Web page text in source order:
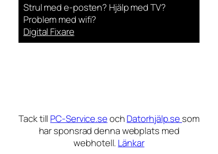
Strul med e-posten? Hjälp med TV?
Problem med wifi?
Digital Fixare
Tack till PC-Service.seochDatorhjälp.se som
har sponsrad denna webplats med
webhotell. Länkar